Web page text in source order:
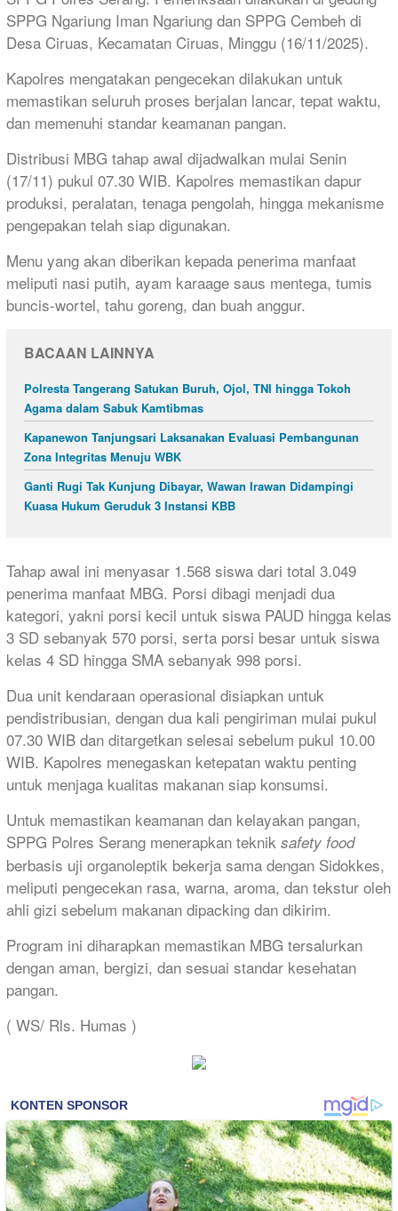
SPPG Ngariung Iman Ngariung dan SPPG Cembeh di
Desa Ciruas, Kecamatan Ciruas, Minggu (16/11/2025).
Kapolres mengatakan pengecekan dilakukan untuk
memastikan seluruh proses berjalan lancar, tepat waktu,
dan memenuhi standar keamanan pangan.
Distribusi MBG tahap awal dijadwalkan mulai Senin
(17/11) pukul 07.30 WIB. Kapolres memastikan dapur
produksi, peralatan, tenaga pengolah, hingga mekanisme
pengepakan telah siap digunakan.
Menu yang akan diberikan kepada penerima manfaat
meliputi nasi putih, ayam karaage saus mentega, tumis
buncis-wortel, tahu goreng, dan buah anggur.
BACAAN LAINNYA
Polresta Tangerang Satukan Buruh, Ojol, TNI hingga Tokoh
Agama dalam Sabuk Kamtibmas
Kapanewon Tanjungsari Laksanakan Evaluasi Pembangunan
Zona Integritas Menuju WBK
Ganti Rugi Tak Kunjung Dibayar, Wawan Irawan Didampingi
Kuasa Hukum Geruduk 3 Instansi KBB
Tahap awal ini menyasar 1.568 siswa dari total 3.049
penerima manfaat MBG. Porsi dibagi menjadi dua
kategori, yakni porsi kecil untuk siswa PAUD hingga kelas
3 SD sebanyak 570 porsi, serta porsi besar untuk siswa
kelas 4 SD hingga SMA sebanyak 998 porsi.
Dua unit kendaraan operasional disiapkan untuk
pendistribusian, dengan dua kali pengiriman mulai pukul
07.30 WIB dan ditargetkan selesai sebelum pukul 10.00
WIB. Kapolres menegaskan ketepatan waktu penting
untuk menjaga kualitas makanan siap konsumsi.
Untuk memastikan keamanan dan kelayakan pangan,
SPPG Polres Serang menerapkan teknik safety food
berbasis uji organoleptik bekerja sama dengan Sidokkes,
meliputi pengecekan rasa, warna, aroma, dan tekstur oleh
ahli gizi sebelum makanan dipacking dan dikirim.
Program ini diharapkan memastikan MBG tersalurkan
dengan aman, bergizi, dan sesuai standar kesehatan
pangan.
( WS/ Rls. Humas )